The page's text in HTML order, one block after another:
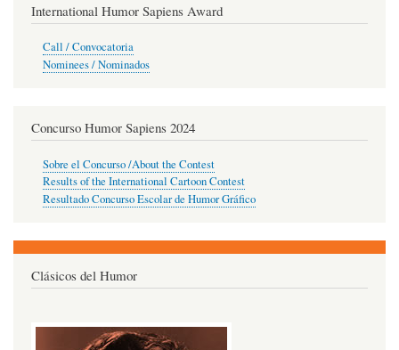
International Humor Sapiens Award
Call / Convocatoria
Nominees / Nominados
Concurso Humor Sapiens 2024
Sobre el Concurso /About the Contest
Results of the International Cartoon Contest
Resultado Concurso Escolar de Humor Gráfico
Clásicos del Humor